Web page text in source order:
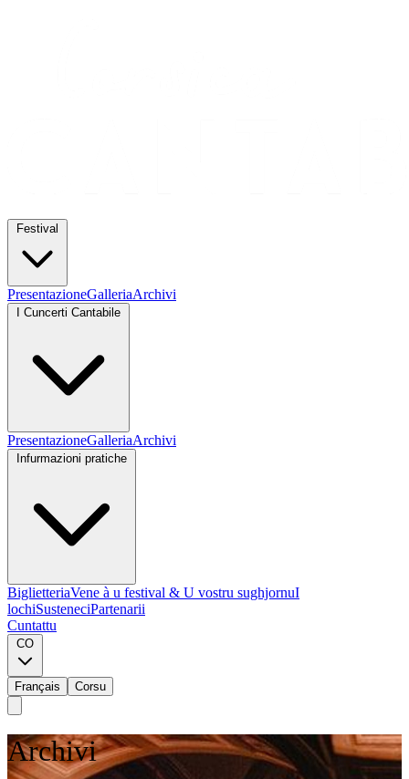
PresentazioneGalleriaArchivi
PresentazioneGalleriaArchivi
BiglietteriaVene à u festival & U vostru sughjornuI
lochiSusteneciPartenarii
Cuntattu
Français Corsu
Archivi